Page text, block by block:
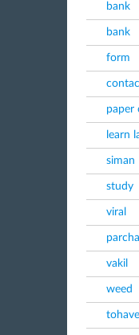
bank
bank
form
paper
learn
siman
study
viral
vakil
weed
tohave